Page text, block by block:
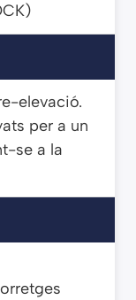
elevació.
per a un
se a la